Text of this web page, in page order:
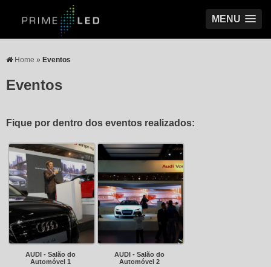
MENU
Home » Eventos
Eventos
Fique por dentro dos eventos realizados:
AUDI - Salão do
Automóvel 1
AUDI - Salão do
Automóvel 2